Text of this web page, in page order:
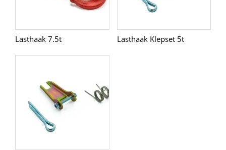
Lasthaak 7.5t Lasthaak Klepset 5t